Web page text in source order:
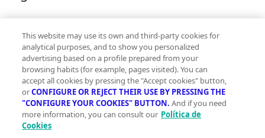
Contacto
hola@vivegreen.com
Aviso Legal
Condiciones de uso
This website may use its own and third-party cookies for
analytical purposes, and to show you personalized
advertising based on a profile prepared from your
browsing habits (for example, pages visited). You can
accept all cookies by pressing the "Accept cookies" button,
orCONFIGURE OR REJECT THEIR USE BY PRESSING THE
"CONFIGURE YOUR COOKIES" BUTTON. And if you need
more information, you can consult our Política de
Cookies